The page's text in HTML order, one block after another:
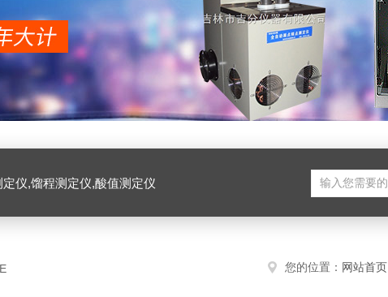
仪,馏程测定仪,酸值测定仪
您的位置： 网站首页